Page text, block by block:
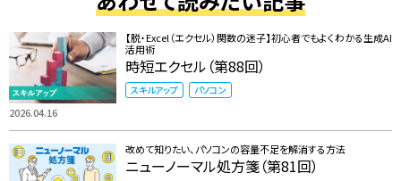
2026.04.16
【脱・Excel（エクセル）関数の迷子】初心者でもよくわかる生成AI
活用術
時短エクセル（第88回）
スキルアップ パソコン
改めて知りたい、パソコンの容量不足を解消する方法
ニューノーマル処方箋（第81回）